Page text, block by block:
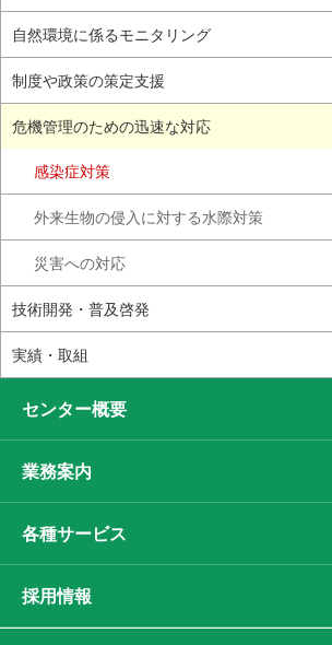
自然環境に係るモニタリング
制度や政策の策定支援
危機管理のための迅速な対応
感染症対策
外来生物の侵入に対する水際対策
災害への対応
技術開発・普及啓発
実績・取組
センター概要
業務案内
各種サービス
採用情報